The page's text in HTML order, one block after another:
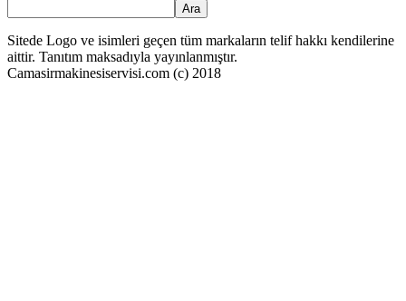
Ara
Sitede Logo ve isimleri geçen tüm markaların telif hakkı kendilerine
aittir. Tanıtım maksadıyla yayınlanmıştır.
Camasirmakinesiservisi.com (c) 2018